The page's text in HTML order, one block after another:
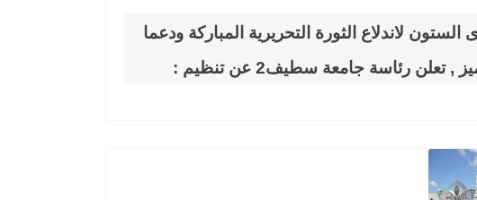
الستون لاندلاع الثورة التحريرية المباركة ودعما
, تعلن رئاسة جامعة سطيف2 عن تنظيم :